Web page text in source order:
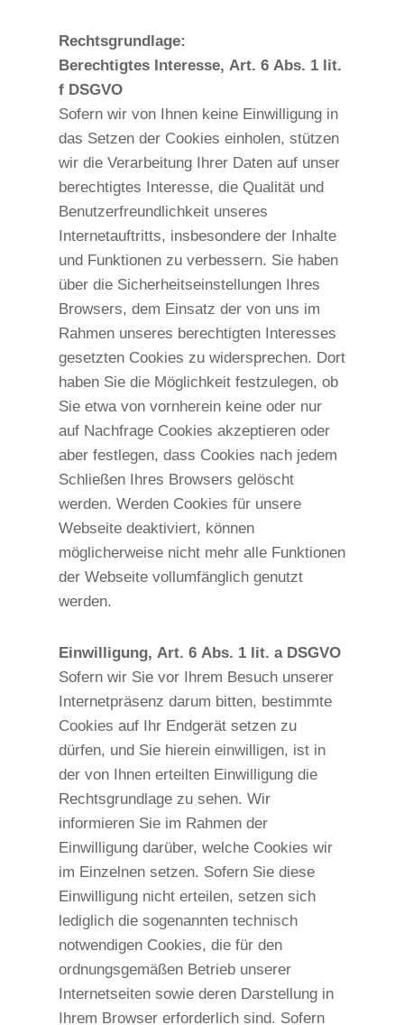
Rechtsgrundlage:
Berechtigtes Interesse, Art. 6 Abs. 1 lit.
f DSGVO
Sofern wir von Ihnen keine Einwilligung in
das Setzen der Cookies einholen, stützen
wir die Verarbeitung Ihrer Daten auf unser
berechtigtes Interesse, die Qualität und
Benutzerfreundlichkeit unseres
Internetauftritts, insbesondere der Inhalte
und Funktionen zu verbessern. Sie haben
über die Sicherheitseinstellungen Ihres
Browsers, dem Einsatz der von uns im
Rahmen unseres berechtigten Interesses
gesetzten Cookies zu widersprechen. Dort
haben Sie die Möglichkeit festzulegen, ob
Sie etwa von vornherein keine oder nur
auf Nachfrage Cookies akzeptieren oder
aber festlegen, dass Cookies nach jedem
Schließen Ihres Browsers gelöscht
werden. Werden Cookies für unsere
Webseite deaktiviert, können
möglicherweise nicht mehr alle Funktionen
der Webseite vollumfänglich genutzt
werden.
Einwilligung, Art. 6 Abs. 1 lit. a DSGVO
Sofern wir Sie vor Ihrem Besuch unserer
Internetpräsenz darum bitten, bestimmte
Cookies auf Ihr Endgerät setzen zu
dürfen, und Sie hierein einwilligen, ist in
der von Ihnen erteilten Einwilligung die
Rechtsgrundlage zu sehen. Wir
informieren Sie im Rahmen der
Einwilligung darüber, welche Cookies wir
im Einzelnen setzen. Sofern Sie diese
Einwilligung nicht erteilen, setzen sich
lediglich die sogenannten technisch
notwendigen Cookies, die für den
ordnungsgemäßen Betrieb unserer
Internetseiten sowie deren Darstellung in
Ihrem Browser erforderlich sind. Sofern